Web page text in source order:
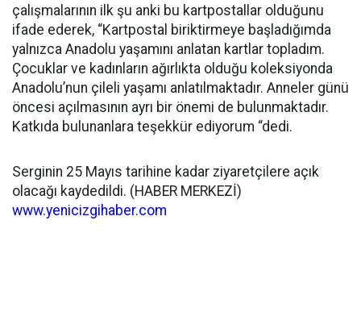
çalışmalarının ilk şu anki bu kartpostallar olduğunu
ifade ederek, “Kartpostal biriktirmeye başladığımda
yalnızca Anadolu yaşamını anlatan kartlar topladım.
Çocuklar ve kadınların ağırlıkta olduğu koleksiyonda
Anadolu’nun çileli yaşamı anlatılmaktadır. Anneler günü
öncesi açılmasının ayrı bir önemi de bulunmaktadır.
Katkıda bulunanlara teşekkür ediyorum “dedi.
Serginin 25 Mayıs tarihine kadar ziyaretçilere açık
olacağı kaydedildi. (HABER MERKEZİ)
www.yenicizgihaber.com